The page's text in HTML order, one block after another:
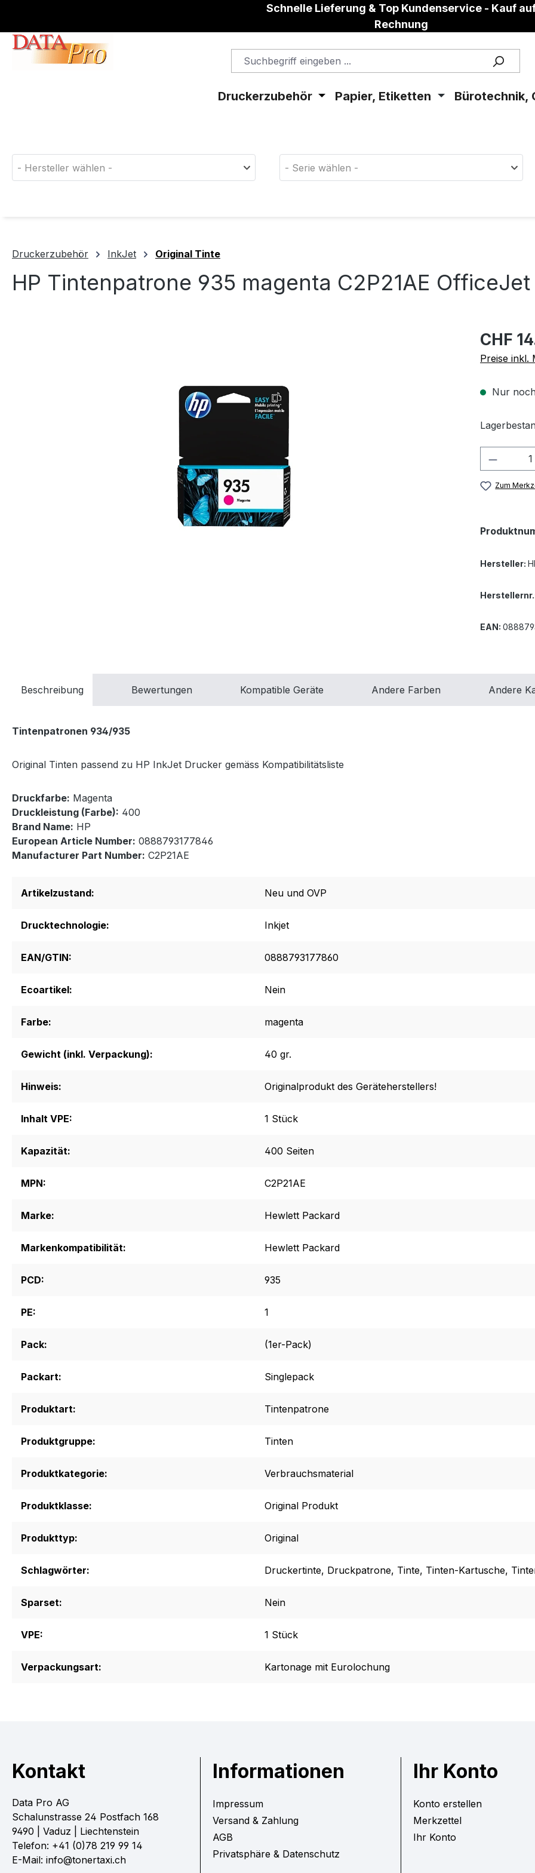
Schnelle Lieferung & Top Kundenservice - Kauf
Rechnung
Druckerzubehör Papier, Etiketten Bürotechnik,
- Hersteller wählen - - Serie wählen -
Druckerzubehör InkJet Original Tinte
HP Tintenpatrone 935 magenta C2P21AE
CHF
Preise inkl.
Nur
Zum
Hersteller:
EAN:
Beschreibung Bewertungen Kompatible Geräte Andere Farben Andere
Tintenpatronen 934/935
Original Tinten passend zu HP InkJet Drucker gemäss Kompatibilitätsliste
Druckfarbe: Magenta
Druckleistung (Farbe): 400
Brand Name: HP
European Article Number: 0888793177846
Manufacturer Part Number: C2P21AE
Artikelzustand: Neu und OVP
Drucktechnologie: Inkjet
EAN/GTIN: 0888793177860
Ecoartikel: Nein
Farbe: magenta
Gewicht (inkl. Verpackung): 40 gr.
Hinweis: Originalprodukt des Geräteherstellers!
Inhalt VPE: 1 Stück
Kapazität: 400 Seiten
MPN: C2P21AE
Marke: Hewlett Packard
Markenkompatibilität: Hewlett Packard
PCD: 935
PE: 1
Pack: (1er-Pack)
Packart: Singlepack
Produktart: Tintenpatrone
Produktgruppe: Tinten
Produktkategorie: Verbrauchsmaterial
Produktklasse: Original Produkt
Produkttyp: Original
Schlagwörter: Druckertinte, Druckpatrone, Tinte, Tinten-Kartusche,
Sparset: Nein
VPE: 1 Stück
Verpackungsart: Kartonage mit Eurolochung
Kontakt
Data Pro AG
Schalunstrasse 24 Postfach 168
9490 | Vaduz | Liechtenstein
Telefon: +41 (0)78 219 99 14
E-Mail: info@tonertaxi.ch
Informationen
Impressum
Versand & Zahlung
AGB
Privatsphäre & Datenschutz
Ihr Konto
Konto erstellen
Merkzettel
Ihr Konto